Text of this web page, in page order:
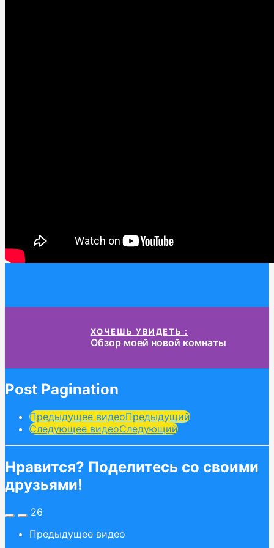
ХОЧЕШЬ УВИДЕТЬ :
Обзор моей новой комнаты
Post Pagination
Предыдущее видеоПредыдущий
Следующее видеоСледующий
Нравится? Поделитесь со своими
друзьями!
26
Предыдущее видео